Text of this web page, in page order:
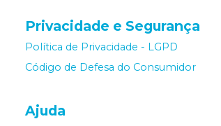
Privacidade e Segurança
Política de Privacidade - LGPD
Código de Defesa do Consumidor
Ajuda